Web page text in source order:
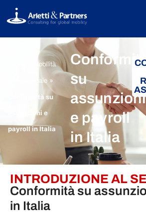
Mobilità
Internazionale »
Conformità su
assunzioni e
payroll in Italia
su
assunzioni
e payroll
in Italia
INTRODUZIONE AL
Conformità su
in Italia